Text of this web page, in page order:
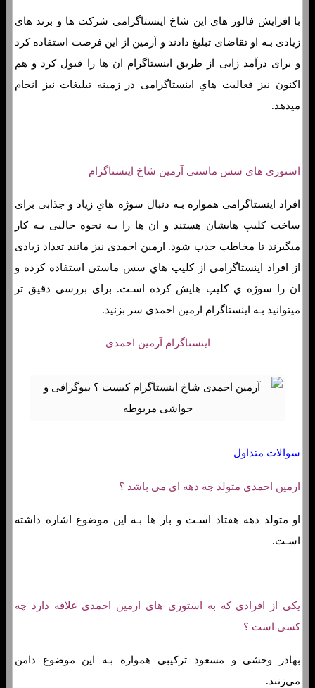
با افزایش فالور هاي‌ این شاخ اینستاگرامی شرکت ها و برند هاي‌
زیادی بـه او تقاضای تبلیغ دادند و آرمین از این فرصت استفاده کرد
و برای درآمد زایی از طریق اینستاگرام ان ها را قبول کرد و هم
اکنون نیز فعالیت هاي‌ اینستاگرامی در زمینه تبلیغات نیز انجام
میدهد.
استوری های سس ماستی آرمین شاخ اینستاگرام
افراد اینستاگرامی همواره بـه دنبال سوژه هاي‌ زیاد و جذابی برای
ساخت کلیپ هایشان هستند و ان ها را بـه نحوه جالبی بـه کار
میگیرند تا مخاطب جذب شود. ارمین احمدی نیز مانند تعداد زیادی
از افراد اینستاگرامی از کلیپ هاي‌ سس ماستی استفاده کرده و
ان را سوژه ي کلیپ هایش کرده اسـت. برای بررسی دقیق تر
میتوانید بـه اینستاگرام ارمین احمدی سر بزنید.
اینستاگرام آرمین احمدی
سوالات متداول
ارمین احمدی متولد چه دهه ای می باشد ؟
او متولد دهه هفتاد اسـت و بار ها بـه این موضوع اشاره داشته
اسـت.
یکی از افرادی که به استوری های ارمین احمدی علاقه دارد چه
کسی است ؟
بهادر وحشی و مسعود ترکیبی همواره بـه این موضوع دامن
می‌زنند.